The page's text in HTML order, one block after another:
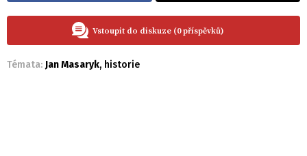
Vstoupit do diskuze (0 příspěvků)
Témata: Jan Masaryk, historie